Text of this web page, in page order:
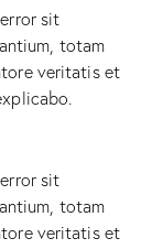
sit
totam
veritatis et
sit
totam
veritatis et